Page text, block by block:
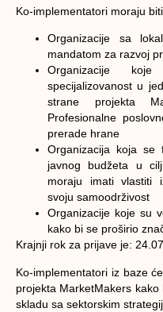
Ko-implementatori moraju
Organizacije sa
mandatom za razvoj
Organizacije
specijalizovanost u
strane projekta
Profesionalne
prerade hrane
Organizacija koja se
javnog budžeta u
moraju imati vlastiti
svoju samoodrživost
Organizacije koje su
kako bi se proširio
Krajnji rok za prijave je:
Ko-implementatori iz baze
projekta MarketMakers
skladu sa sektorskim